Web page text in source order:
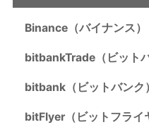
Binance（バイナンス）
bitbankTrade（ビット
bitbank（ビットバンク）
bitFlyer（ビットフライ